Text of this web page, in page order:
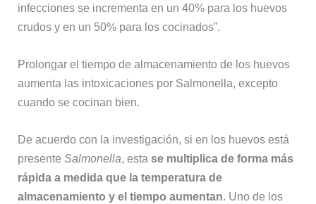
infecciones se incrementa en un 40% para los huevos
crudos y en un 50% para los cocinados”.
Prolongar el tiempo de almacenamiento de los huevos
aumenta las intoxicaciones por Salmonella, excepto
cuando se cocinan bien.
De acuerdo con la investigación, si en los huevos está
presenteSalmonella, estase multiplica de forma más
rápida a medida que la temperatura de
almacenamiento y el tiempo aumentan. Uno de los